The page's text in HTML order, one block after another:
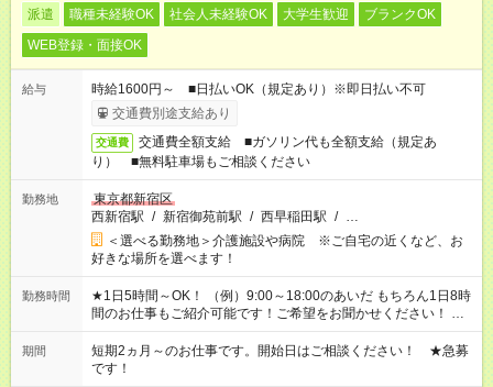
派遣 職種未経験OK 社会人未経験OK 大学生歓迎
ブランクOK
WEB登録・面接OK
給与
時給1600円～ ■日払いOK（規定あり）※即日払い不可
交通費別途支給あり
交通費
交通費全額支給 ■ガソリン代も全額支給（規定あ
り） ■無料駐車場もご相談ください
勤務地
東京都新宿区
西新宿駅 / 新宿御苑前駅 / 西早稲田駅 / …
＜選べる勤務地＞介護施設や病院 ※ご自宅の近くなど、お
好きな場所を選べます！
勤務時間
★1日5時間～OK！ （例）9:00～18:00のあいだ もちろん1日8時
間のお仕事もご紹介可能です！ご希望をお聞かせください！ ※
週最低15時間以上の勤務が必要です
期間
短期2ヵ月～のお仕事です。開始日はご相談ください！ ★急募
です！